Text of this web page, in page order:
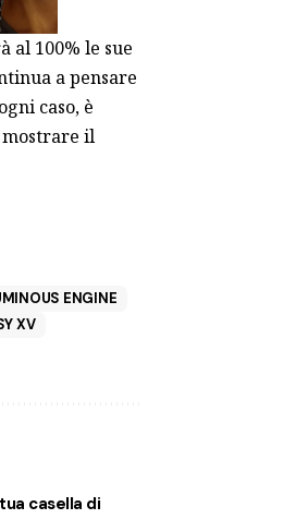
al 100% le sue
a pensare
caso, è
il
ENGINE
XV
casella di